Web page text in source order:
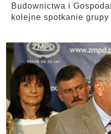
Budownictwa i
kolejne spotkanie